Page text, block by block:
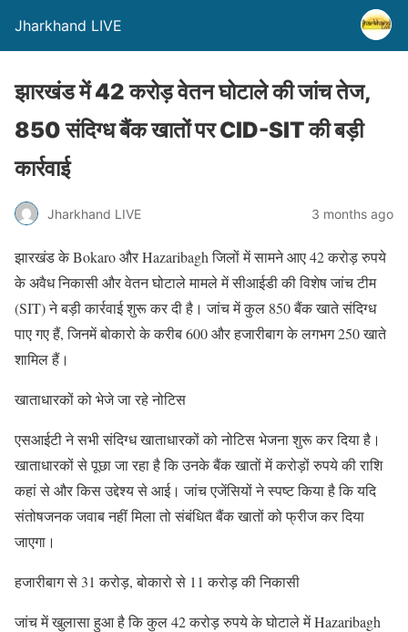
Jharkhand LIVE
झारखंड में 42 करोड़ वेतन घोटाले की जांच तेज,
850 संदिग्ध बैंक खातों पर CID-SIT की बड़ी
कार्रवाई
Jharkhand LIVE 3 months ago
झारखंड के Bokaro और Hazaribagh जिलों में सामने आए 42 करोड़ रुपये
के अवैध निकासी और वेतन घोटाले मामले में सीआईडी की विशेष जांच टीम
(SIT) ने बड़ी कार्रवाई शुरू कर दी है। जांच में कुल 850 बैंक खाते संदिग्ध
पाए गए हैं, जिनमें बोकारो के करीब 600 और हजारीबाग के लगभग 250 खाते
शामिल हैं।
खाताधारकों को भेजे जा रहे नोटिस
एसआईटी ने सभी संदिग्ध खाताधारकों को नोटिस भेजना शुरू कर दिया है।
खाताधारकों से पूछा जा रहा है कि उनके बैंक खातों में करोड़ों रुपये की राशि
कहां से और किस उद्देश्य से आई। जांच एजेंसियों ने स्पष्ट किया है कि यदि
संतोषजनक जवाब नहीं मिला तो संबंधित बैंक खातों को फ्रीज कर दिया
जाएगा।
हजारीबाग से 31 करोड़, बोकारो से 11 करोड़ की निकासी
जांच में खुलासा हुआ है कि कुल 42 करोड़ रुपये के घोटाले में Hazaribagh